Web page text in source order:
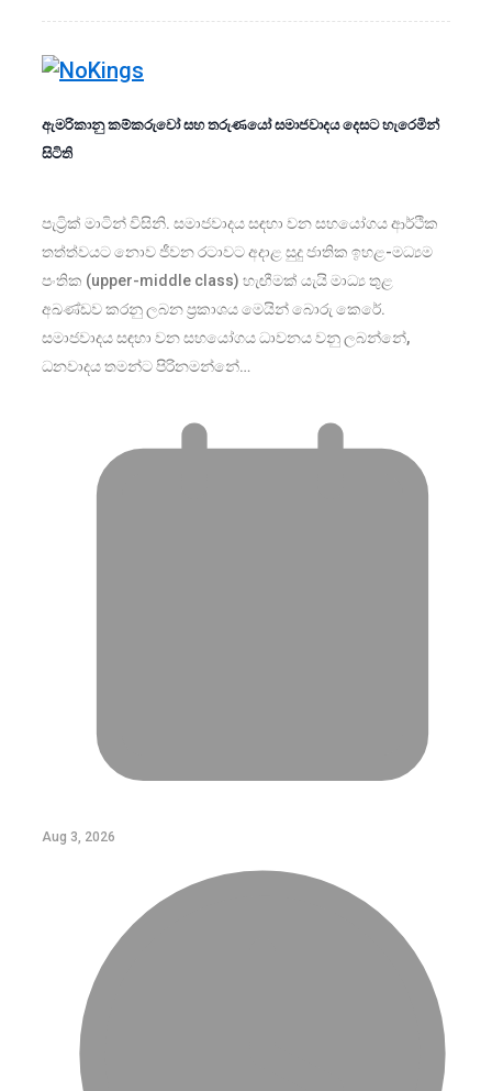
ඇමරිකානු කම්කරුවෝ සහ තරුණයෝ සමාජවාදය දෙසට හැරෙමින්
සිටිති
පැට්‍රික් මාටින් විසිනි. සමාජවාදය සඳහා වන සහයෝගය ආර්ථික
තත්ත්වයට නොව ජීවන රටාවට අදාළ සුදු ජාතික ඉහළ-මධ්‍යම
පංතික (upper-middle class) හැඟීමක් යැයි මාධ්‍ය තුළ
අඛණ්ඩව කරනු ලබන ප්‍රකාශය මෙයින් බොරු කෙරේ.
සමාජවාදය සඳහා වන සහයෝගය ධාවනය වනු ලබන්නේ,
ධනවාදය තමන්ට පිරිනමන්නේ…
Aug 3, 2026